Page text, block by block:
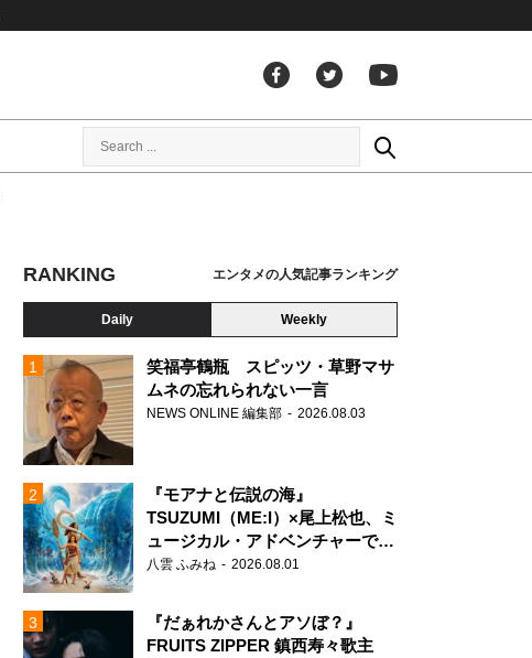
RANKING エンタメの人気記事ランキング
Daily Weekly
笑福亭鶴瓶 スピッツ・草野マサ
ムネの忘れられない一言
NEWS ONLINE 編集部 2026.08.03
『モアナと伝説の海』
TSUZUMI（ME:I）×尾上松也、ミ
ュージカル・アドベンチャーで美
声を響かせる
八雲 ふみね 2026.08.01
『だぁれかさんとアソぼ？』
FRUITS ZIPPER 鎮西寿々歌主